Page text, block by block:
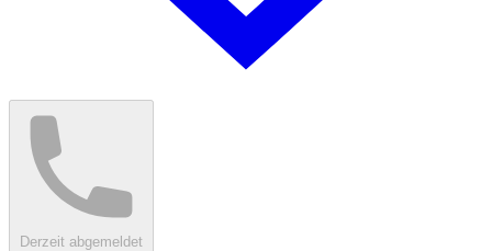
Derzeit abgemeldet